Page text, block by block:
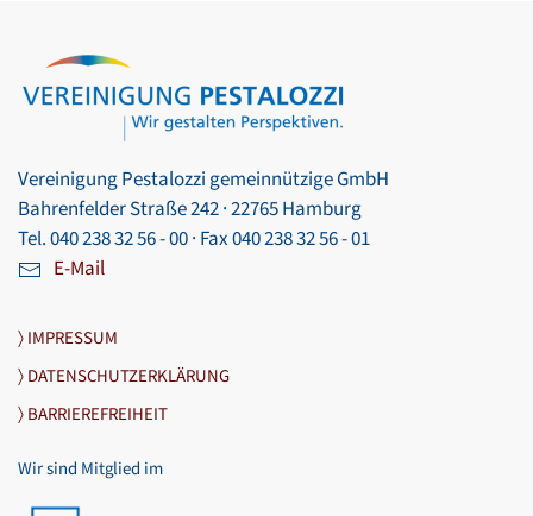
Vereinigung Pestalozzi gemeinnützige GmbH
Bahrenfelder Straße 242 · 22765 Hamburg
Tel. 040 238 32 56 - 00 · Fax 040 238 32 56 - 01
E-Mail
〉 IMPRESSUM
〉 DATENSCHUTZERKLÄRUNG
〉 BARRIEREFREIHEIT
Wir sind Mitglied im